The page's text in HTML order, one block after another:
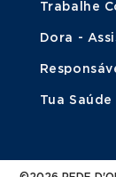
Trabalhe
Dora -
Tua Saúde